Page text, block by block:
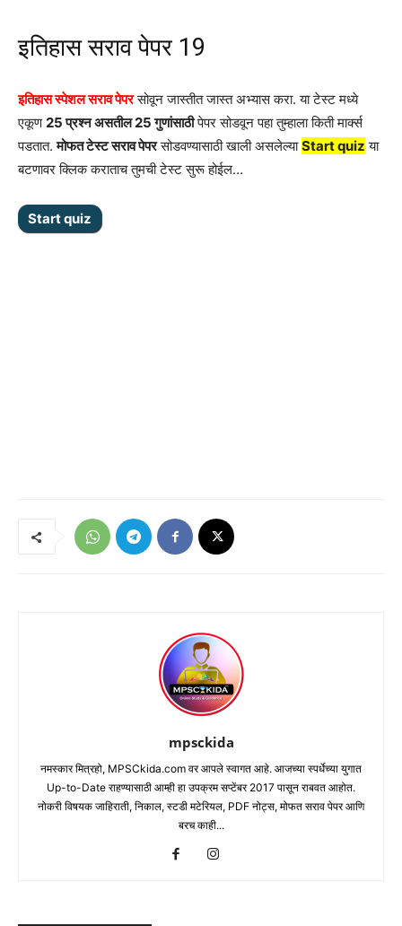
इतिहास सराव पेपर 19
इतिहास स्पेशल सराव पेपरसोवून जास्तीत जास्त अभ्यास करा. या टेस्ट मध्ये
एकूण25 प्रश्न असतील 25 गुणांसाठीपेपर सोडवून पहा तुम्हाला किती मार्क्स
पडतात.मोफत टेस्ट सराव पेपरसोडवण्यासाठी खाली असलेल्याStart quiz या
बटणावर क्लिक कराताच तुमची टेस्ट सुरू होईल…
mpsckida
नमस्कार मित्रहो, MPSCkida.com वर आपले स्वागत आहे. आजच्या स्पर्धेच्या युगात
Up-to-Date राहण्यासाठी आम्ही हा उपक्रम सप्टेंबर 2017 पासून राबवत आहोत.
नोकरी विषयक जाहिराती, निकाल, स्टडी मटेरियल, PDF नोट्स, मोफत सराव पेपर आणि
बरच काही...